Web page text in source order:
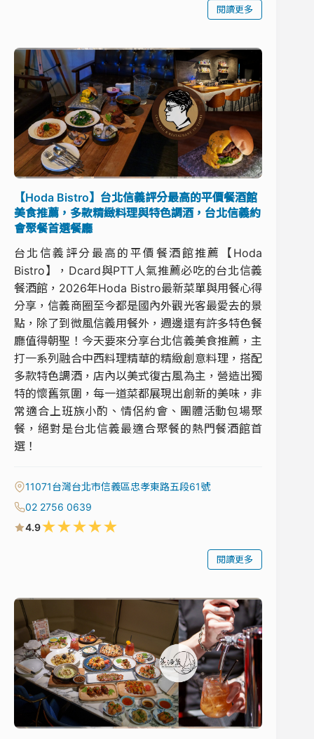
閱讀更多
【Hoda Bistro】台北信義評分最高的平價餐酒館
美食推薦，多款精緻料理與特色調酒，台北信義約
會聚餐首選餐廳
台北信義評分最高的平價餐酒館推薦【Hoda
Bistro】，Dcard與PTT人氣推薦必吃的台北信義
餐酒館，2026年Hoda Bistro最新菜單與用餐心得
分享，信義商圈至今都是國內外觀光客最愛去的景
點，除了到微風信義用餐外，週邊還有許多特色餐
廳值得朝聖！今天要來分享台北信義美食推薦，主
打一系列融合中西料理精華的精緻創意料理，搭配
多款特色調酒，店內以美式復古風為主，營造出獨
特的懷舊氛圍，每一道菜都展現出創新的美味，非
常適合上班族小酌、情侶約會、團體活動包場聚
餐，絕對是台北信義最適合聚餐的熱門餐酒館首
選！
11071台灣台北市信義區忠孝東路五段61號
02 2756 0639
4.9★★★★★
閱讀更多